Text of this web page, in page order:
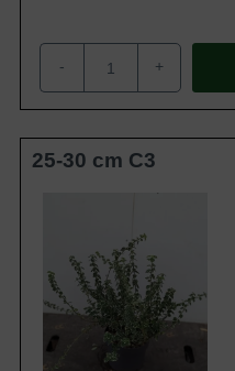
- +
25-30 cm C3